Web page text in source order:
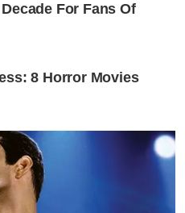
For Fans Of
8 Horror Movies